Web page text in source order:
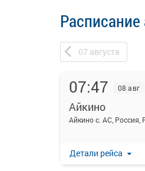
07 августа
07:47 08 авг
Айкино
Детали рейса